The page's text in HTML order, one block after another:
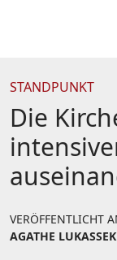
STANDPUNKT
Die
VERÖFFENTLICHT
AGATHE LUKASSEK